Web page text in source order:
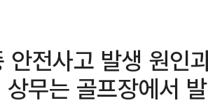
안전사고 발생 원인
무는 골프장에서